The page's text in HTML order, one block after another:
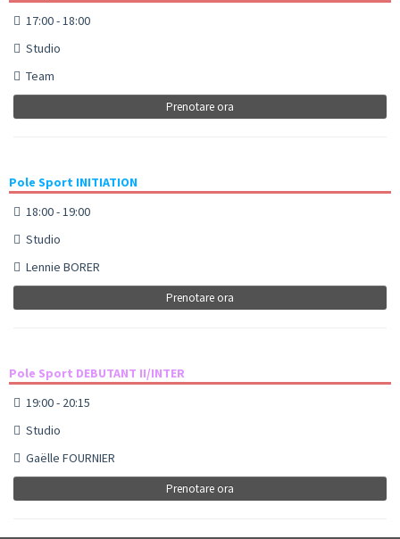
17:00 - 18:00
Studio
Team
Prenotare ora
Pole Sport INITIATION
18:00 - 19:00
Studio
Lennie BORER
Prenotare ora
Pole Sport DEBUTANT II/INTER
19:00 - 20:15
Studio
Gaëlle FOURNIER
Prenotare ora